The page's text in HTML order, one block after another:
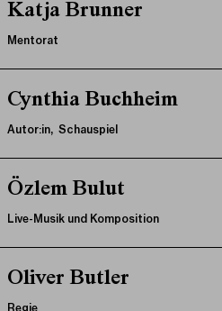
Katja Brunner
Mentorat
Cynthia Buchheim
Autor:in, Schauspiel
Özlem Bulut
Live-Musik und Komposition
Oliver Butler
Regie